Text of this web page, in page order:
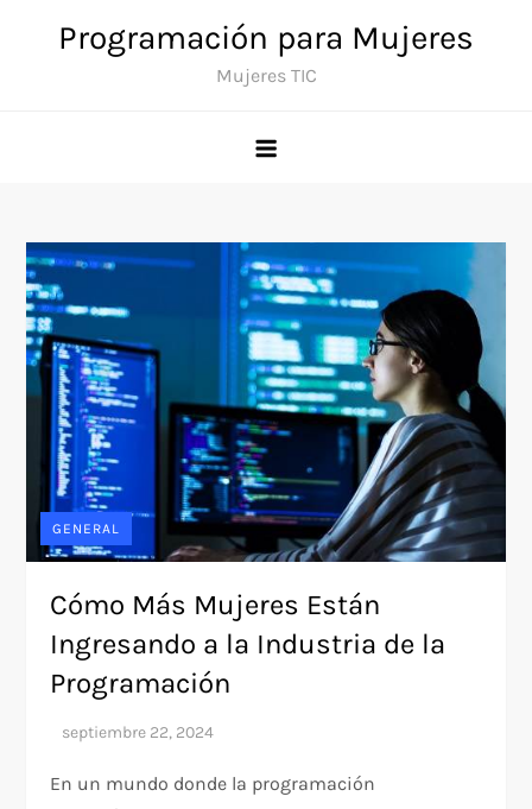
Programación para Mujeres
Mujeres TIC
GENERAL
Cómo Más Mujeres Están
Ingresando a la Industria de la
Programación
En un mundo donde la programación